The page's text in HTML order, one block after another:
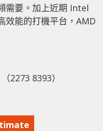
需要。加上近期 Intel
效能的打機平台，AMD
8393）